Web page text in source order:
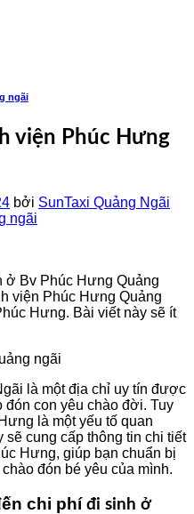
ngãi
viện Phúc Hưng
bởi SunTaxi Quảng Ngãi
ở Bv Phúc Hưng Quảng
viện Phúc Hưng Quảng
Hưng. Bài viết này sẽ ít
là một địa chỉ uy tín được
con yêu chào đời. Tuy
là một yếu tố quan
sẽ cung cấp thông tin chi tiết
Hưng, giúp bạn chuẩn bị
đón bé yêu của mình.
chi phí đi sinh ở